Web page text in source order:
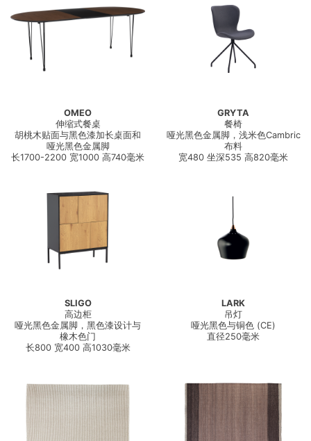
OMEO
伸缩式餐桌
胡桃木贴面与黑色漆加长桌面和
哑光黑色金属脚
长1700-2200 宽1000 高740毫米
GRYTA
餐椅
哑光黑色金属脚，浅米色Cambric
布料
宽480 坐深535 高820毫米
SLIGO
高边柜
哑光黑色金属脚，黑色漆设计与
橡木色门
长800 宽400 高1030毫米
LARK
吊灯
哑光黑色与铜色 (CE)
直径250毫米